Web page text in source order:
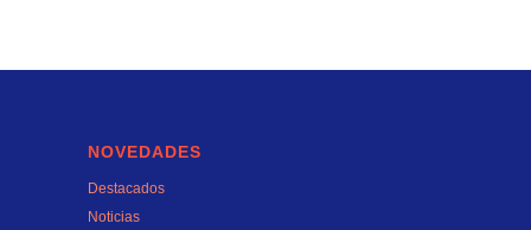
NOVEDADES
Destacados
Noticias